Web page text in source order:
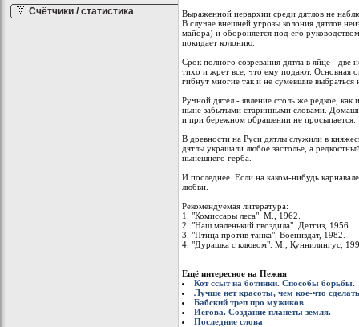
Счётчики / статистика
Выраженной иерархии среди дятлов не
В случае внешней угрозы колония дятлов
майора) и обороняется под его
покидает колонию.
Срок полного созревания дятла в яйце - две
тихо и жрет все, что ему подают. Основная
гибнут многие так и не сумевшие
Ручной дятел - явление столь же редкое,
ныне забытыми старинными словами.
и при бережном обращении не просыпается.
В древности на Руси дятлы служили в
дятлы украшали любое застолье, а
нынешнего герба.
И последнее. Если на каком-нибудь
любви.
Рекомендуемая литература:
1. "Комиссары леса". М., 1962.
2. "Hаш маленький гвоздила". Детгиз, 1956.
3. "Птица против танка". Воениздат, 1982.
4. "Дурашка с клювом". М., Куннилингус,
Ещё интересное на Пежня
Кот ссыт на ботинки. Способы борьбы.
Лучше нет красоты, чем кое-что
Бабский треп про мужиков
Иегова. Создание планеты земля.
Последние слова